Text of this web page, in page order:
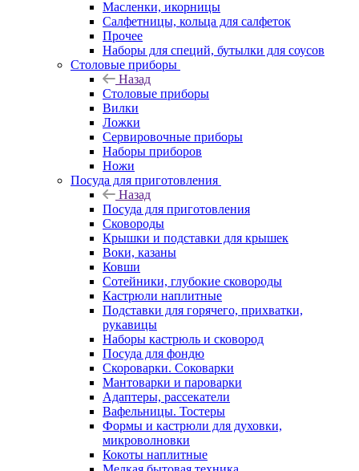
Масленки, икорницы
Салфетницы, кольца для салфеток
Прочее
Наборы для специй, бутылки для соусов
Столовые приборы
Назад
Столовые приборы
Вилки
Ложки
Сервировочные приборы
Наборы приборов
Ножи
Посуда для приготовления
Назад
Посуда для приготовления
Сковороды
Крышки и подставки для крышек
Воки, казаны
Ковши
Сотейники, глубокие сковороды
Кастрюли наплитные
Подставки для горячего, прихватки,
рукавицы
Наборы кастрюль и сковород
Посуда для фондю
Скороварки. Соковарки
Мантоварки и пароварки
Адаптеры, рассекатели
Вафельницы. Тостеры
Формы и кастрюли для духовки,
микроволновки
Кокоты наплитные